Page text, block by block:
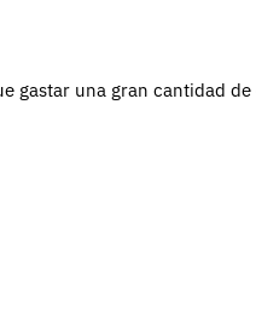
una gran cantidad